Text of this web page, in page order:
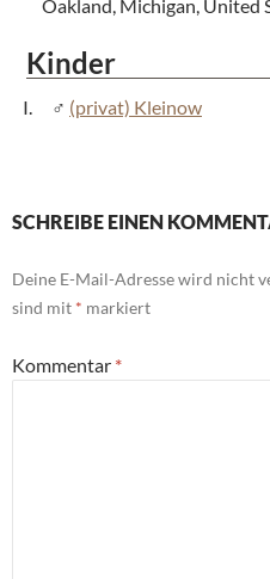
Oakland, Michigan, United
Kinder
(privat) Kleinow
SCHREIBE EINEN
Deine E-Mail-Adresse wird nicht
sind mit * markiert
Kommentar *